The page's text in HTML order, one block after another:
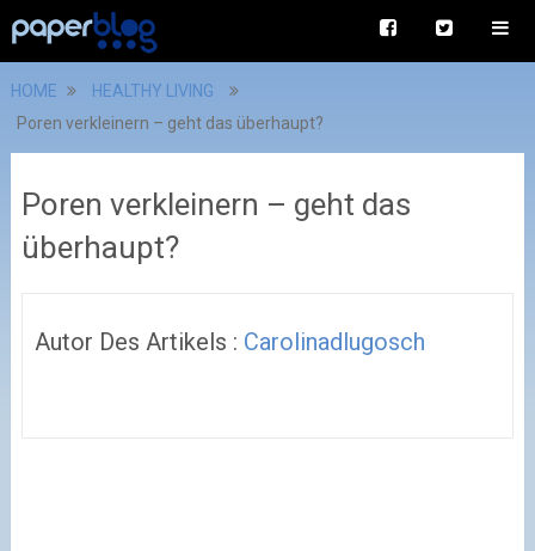
HOME
HEALTHY LIVING
Poren verkleinern – geht das überhaupt?
Poren verkleinern – geht das
überhaupt?
Autor Des Artikels : Carolinadlugosch